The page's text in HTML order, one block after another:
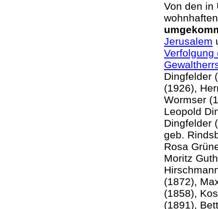
Von den in
Jerusalem
Verfolgung
Dingfelder
(1926),
Wormser
Leopold
Dingfelder
geb.
Rosa
Moritz
(1872),
(1858),
(1891),